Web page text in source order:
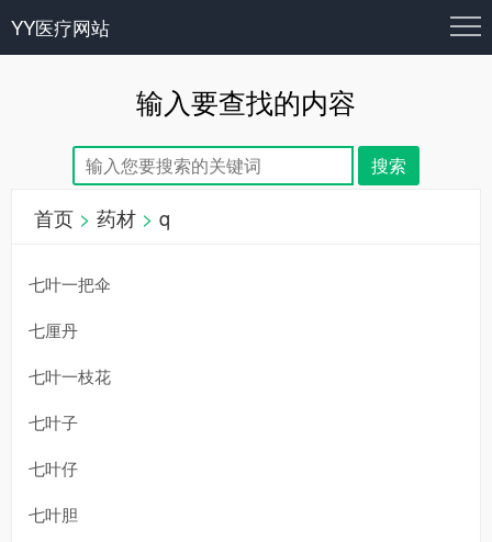
YY医疗网站
输入要查找的内容
首页 > 药材 > q
七叶一把伞
七厘丹
七叶一枝花
七叶子
七叶仔
七叶胆